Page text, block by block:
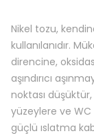
Nikel tozu,
kullanılanıdır.
direncine,
aşındırıcı
noktası düşüktür,
yüzeylere ve
güçlü ıslatma